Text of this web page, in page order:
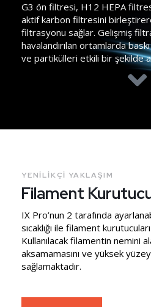
G3 ön filtresi, H12 HEPA
aktif karbon filtresini
filtrasyonu sağlar. Gelişmiş
havalandırılan ortamlarda
ve partikülleri etkili bir şekilde
YENILIKÇI YAKLAŞIM
Filament
IX Pro’nun 2 tarafında
sıcaklığı ile filament
Kullanılacak filamentin nemini
aksamamasını ve yüksek
sağlamaktadır.